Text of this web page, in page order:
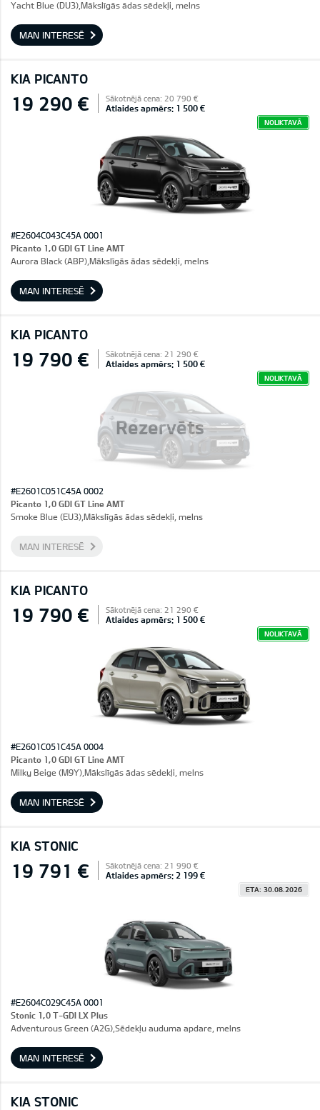
Yacht Blue (DU3),Mākslīgās ādas sēdekļi, melns
MAN INTERESĒ
KIA PICANTO
19 290 € Sākotnējā cena: 20 790 €
Atlaides apmērs: 1 500 €
NOLIKTAVĀ
#E2604C043C45A 0001
Picanto 1,0 GDI GT Line AMT
Aurora Black (ABP),Mākslīgās ādas sēdekļi, melns
MAN INTERESĒ
KIA PICANTO
Rezervēts
19 790 € Sākotnējā cena: 21 290 €
Atlaides apmērs: 1 500 €
NOLIKTAVĀ
#E2601C051C45A 0002
Picanto 1,0 GDI GT Line AMT
Smoke Blue (EU3),Mākslīgās ādas sēdekļi, melns
MAN INTERESĒ
KIA PICANTO
19 790 € Sākotnējā cena: 21 290 €
Atlaides apmērs: 1 500 €
NOLIKTAVĀ
#E2601C051C45A 0004
Picanto 1,0 GDI GT Line AMT
Milky Beige (M9Y),Mākslīgās ādas sēdekļi, melns
MAN INTERESĒ
KIA STONIC
19 791 € Sākotnējā cena: 21 990 €
Atlaides apmērs: 2 199 €
ETA: 30.08.2026
#E2604C029C45A 0001
Stonic 1,0 T-GDI LX Plus
Adventurous Green (A2G),Sēdekļu auduma apdare, melns
MAN INTERESĒ
KIA STONIC